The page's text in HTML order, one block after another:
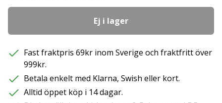
Ej i lager
Fast fraktpris 69kr inom Sverige och fraktfritt över
999kr.
Betala enkelt med Klarna, Swish eller kort.
Alltid öppet köp i 14 dagar.